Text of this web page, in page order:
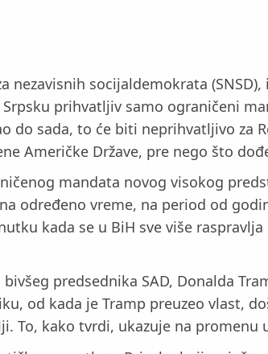
nezavisnih socijaldemokrata
prihvatljiv samo ograničeni
do sada, to će biti neprihvatljivo
Američke Države, pre nego što
mandata novog visokog
određeno vreme, na period od
kada se u BiH sve više
predsednika SAD, Donalda
od kada je Tramp preuzeo vlast,
To, kako tvrdi, ukazuje na